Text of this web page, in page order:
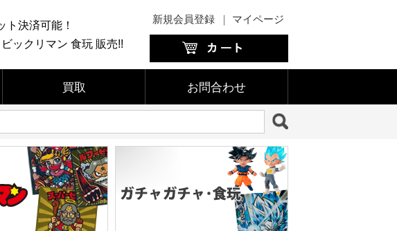
ト決済可能！
ックリマン 食玩 販売!!
新規会員登録 ｜ マイページ
買取 お問合わせ